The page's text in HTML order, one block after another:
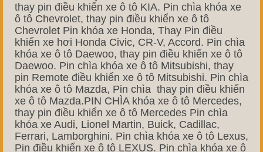
thay pin điều khiển xe ô tô KIA. Pin chìa khóa xe
ô tô Chevrolet, thay pin điều khiển xe ô tô
Chevrolet Pin khóa xe Honda, Thay Pin điều
khiển xe hơi Honda Civic, CR-V, Accord. Pin chìa
khóa xe ô tô Daewoo, thay pin điều khiển xe ô tô
Daewoo. Pin chìa khóa xe ô tô Mitsubishi, thay
pin Remote điều khiển xe ô tô Mitsubishi. Pin chìa
khóa xe ô tô Mazda, Pin chìa thay pin điều khiển
xe ô tô Mazda.PIN CHÌA khóa xe ô tô Mercedes,
thay pin điều khiển xe ô tô Mercedes Pin chìa
khóa xe Audi, Lionel Martin, Buick, Cadillac,
Ferrari, Lamborghini. Pin chìa khóa xe ô tô Lexus,
Pin điều khiển xe ô tô LEXUS. Pin chìa khóa xe ô